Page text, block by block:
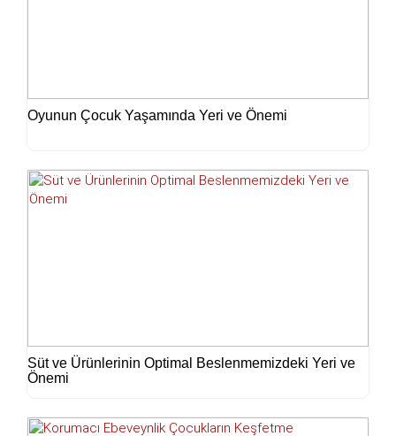
Oyunun Çocuk Yaşamında Yeri ve Önemi
Süt ve Ürünlerinin Optimal Beslenmemizdeki Yeri ve
Önemi